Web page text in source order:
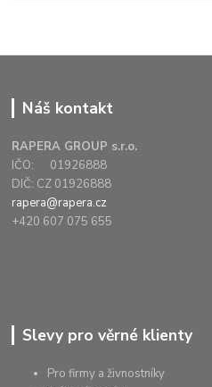
Náš kontakt
RAPERA GROUP s.r.o.
IČO: 01926888
DIČ: CZ 01926888
rapera@rapera.cz
+420 607 075 655
Slevy pro věrné klienty
Pro firmy a živnostníky